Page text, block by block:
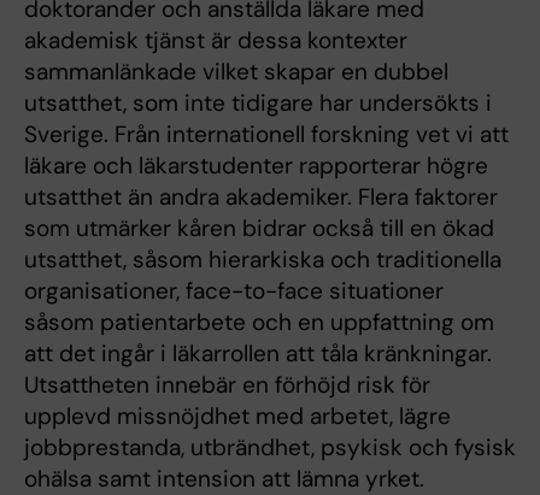
doktorander och anställda läkare med
akademisk tjänst är dessa kontexter
sammanlänkade vilket skapar en dubbel
utsatthet, som inte tidigare har undersökts i
Sverige. Från internationell forskning vet vi att
läkare och läkarstudenter rapporterar högre
utsatthet än andra akademiker. Flera faktorer
som utmärker kåren bidrar också till en ökad
utsatthet, såsom hierarkiska och traditionella
organisationer, face-to-face situationer
såsom patientarbete och en uppfattning om
att det ingår i läkarrollen att tåla kränkningar.
Utsattheten innebär en förhöjd risk för
upplevd missnöjdhet med arbetet, lägre
jobbprestanda, utbrändhet, psykisk och fysisk
ohälsa samt intension att lämna yrket.